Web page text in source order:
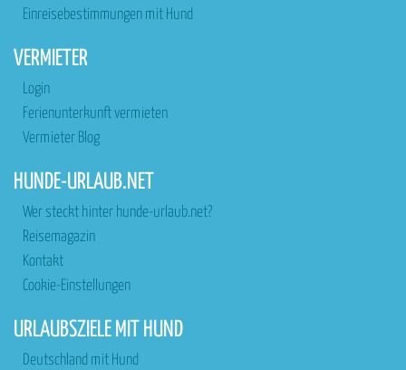
Einreisebestimmungen mit Hund
VERMIETER
Login
Ferienunterkunft vermieten
Vermieter Blog
HUNDE-URLAUB.NET
Wer steckt hinter hunde-urlaub.net?
Reisemagazin
Kontakt
Cookie-Einstellungen
URLAUBSZIELE MIT HUND
Deutschland mit Hund